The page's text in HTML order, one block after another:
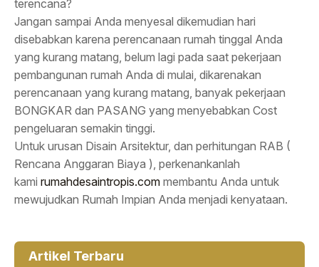
terencana?
Jangan sampai Anda menyesal dikemudian hari
disebabkan karena perencanaan rumah tinggal Anda
yang kurang matang, belum lagi pada saat pekerjaan
pembangunan rumah Anda di mulai, dikarenakan
perencanaan yang kurang matang, banyak pekerjaan
BONGKAR dan PASANG yang menyebabkan Cost
pengeluaran semakin tinggi.
Untuk urusan Disain Arsitektur, dan perhitungan RAB (
Rencana Anggaran Biaya ), perkenankanlah
kami rumahdesaintropis.com membantu Anda untuk
mewujudkan Rumah Impian Anda menjadi kenyataan.
Artikel Terbaru